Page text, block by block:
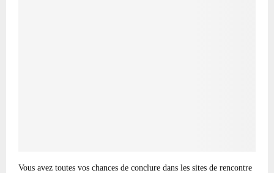
Vous avez toutes vos chances de conclure dans les sites de rencontre